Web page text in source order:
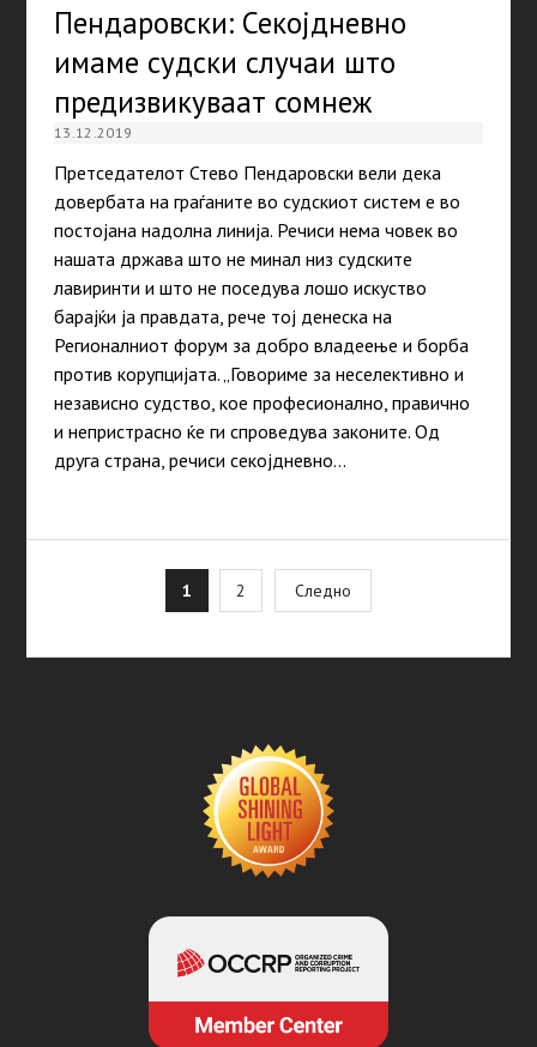
Пендаровски: Секојдневно
имаме судски случаи што
предизвикуваат сомнеж
13.12.2019
Претседателот Стево Пендаровски вели дека
довербата на граѓаните во судскиот систем е во
постојана надолна линија. Речиси нема човек во
нашата држава што не минал низ судските
лавиринти и што не поседува лошо искуство
барајќи ја правдата, рече тој денеска на
Регионалниот форум за добро владеење и борба
против корупцијата. „Говориме за неселективно и
независно судство, кое професионално, правично
и непристрасно ќе ги спроведува законите. Од
друга страна, речиси секојдневно…
pagination
1 2 Следно